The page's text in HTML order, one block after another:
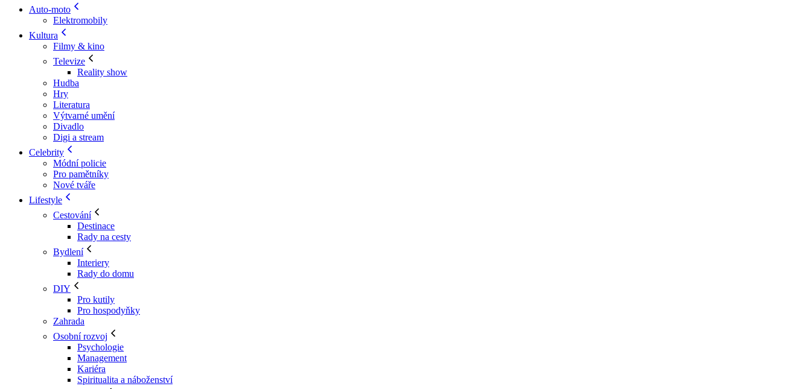
Auto-moto
Elektromobily
Kultura
Filmy & kino
Televize
Reality show
Hudba
Hry
Literatura
Výtvarné umění
Divadlo
Digi a stream
Celebrity
Módní policie
Pro pamětníky
Nové tváře
Lifestyle
Cestování
Destinace
Rady na cesty
Bydlení
Interiery
Rady do domu
DIY
Pro kutily
Pro hospodyňky
Zahrada
Osobní rozvoj
Psychologie
Management
Kariéra
Spiritualita a náboženství